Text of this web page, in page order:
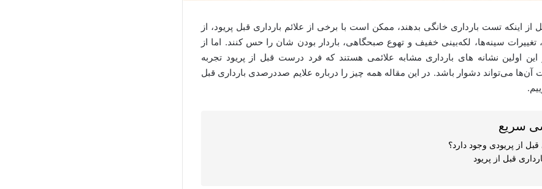
از اینکه تست بارداری خانگی بدهند، ممکن است با برخی از علائم بارداری قبل پریود، از
سینه‌ها، لکه‌بینی خفیف و تهوع صبحگاهی، باردار بودن‌ شان را حس کنند. اما از
این اولین نشانه های بارداری مشابه علائمی هستند که فرد درست قبل از پریود تجربه
می‌تواند دشوار باشد. در این مقاله همه چیز را درباره علایم صددرصدی بارداری قبل
سریع
قبل از پریودی وجود دارد؟
قبل از پریود